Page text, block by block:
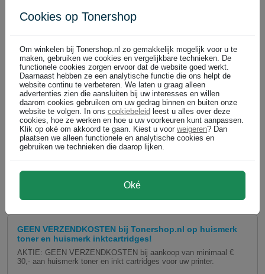
MT151
MT660
MT904
MT906
MT908
MT911
MT8008
MT8008 N
MT9025
GEEN VERZENDKOSTEN bij Tonershop.nl op huismerk
toner en huismerk inktcartridges!
AKTIE: GEEN VERZENDKOSTEN bij aankoop van minimaal €
30,- aan huismerk toner en inkt cartridges voor uw printer.
Cookies op Tonershop
Om winkelen bij Tonershop.nl zo gemakkelijk mogelijk voor u te
maken, gebruiken we cookies en vergelijkbare technieken. De
functionele cookies zorgen ervoor dat de website goed werkt.
Daarnaast hebben ze een analytische functie die ons helpt de
website continu te verbeteren. We laten u graag alleen
advertenties zien die aansluiten bij uw interesses en willen
daarom cookies gebruiken om uw gedrag binnen en buiten onze
website te volgen. In ons cookiebeleid leest u alles over deze
cookies, hoe ze werken en hoe u uw voorkeuren kunt aanpassen.
Klik op oké om akkoord te gaan. Kiest u voor weigeren? Dan
plaatsen we alleen functionele en analytische cookies en
gebruiken we technieken die daarop lijken.
Oké